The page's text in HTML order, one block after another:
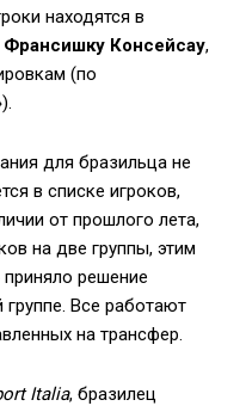
находятся в
Франсишку Консейсау,
(по
для бразильца не
в списке игроков,
от прошлого лета,
на две группы, этим
решение
группе. Все работают
на трансфер.
Italia, бразилец